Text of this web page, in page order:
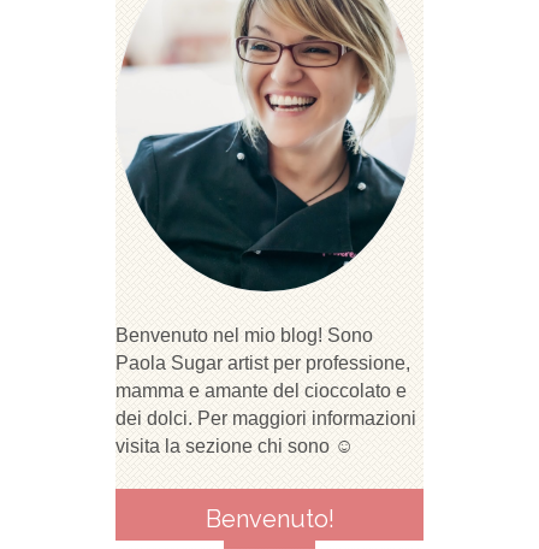
Benvenuto nel mio blog! Sono
Paola Sugar artist per professione,
mamma e amante del cioccolato e
dei dolci. Per maggiori informazioni
visita la sezione chi sono ☺
Benvenuto!